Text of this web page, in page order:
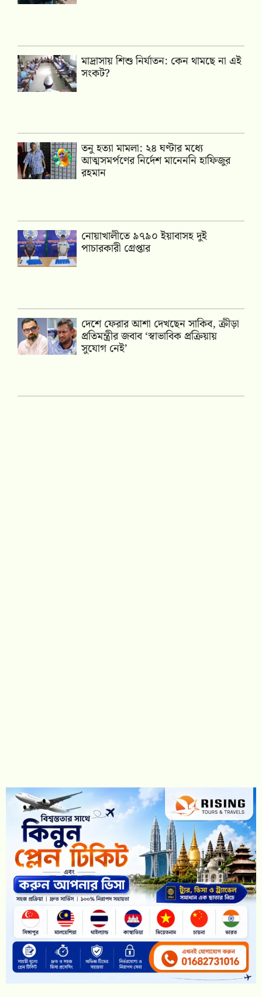
মাদ্রাসায় শিশু নির্যাতন: কেন থামছে না এই
সংকট?
তনু হত্যা মামলা: ২৪ ঘণ্টার মধ্যে
আত্মসমর্পণের নির্দেশ মানেননি হাফিজুর
রহমান
নোয়াখালীতে ৯৭৯০ ইয়াবাসহ দুই
পাচারকারী গ্রেপ্তার
দেশে ফেরার আশা দেখছেন সাকিব, ক্রীড়া
প্রতিমন্ত্রীর জবাব ‘স্বাভাবিক প্রক্রিয়ায়
সুযোগ নেই’